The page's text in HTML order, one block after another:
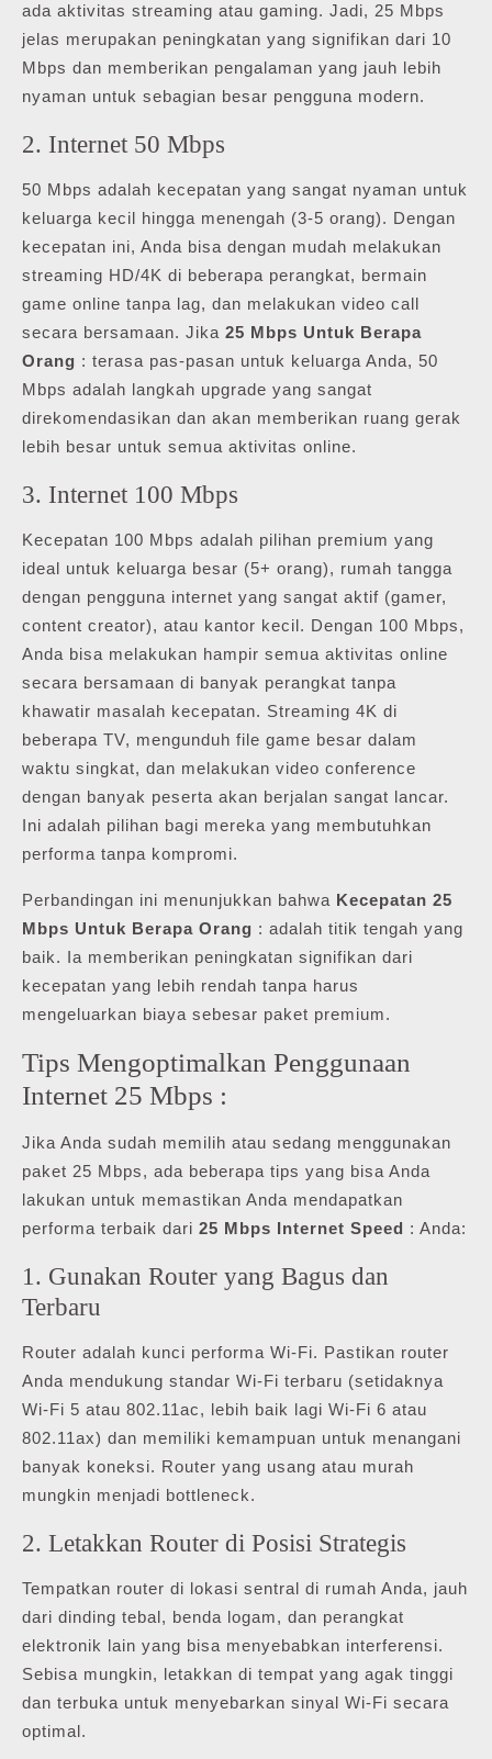
ada aktivitas streaming atau gaming. Jadi, 25 Mbps
jelas merupakan peningkatan yang signifikan dari 10
Mbps dan memberikan pengalaman yang jauh lebih
nyaman untuk sebagian besar pengguna modern.
2. Internet 50 Mbps
50 Mbps adalah kecepatan yang sangat nyaman untuk
keluarga kecil hingga menengah (3-5 orang). Dengan
kecepatan ini, Anda bisa dengan mudah melakukan
streaming HD/4K di beberapa perangkat, bermain
game online tanpa lag, dan melakukan video call
secara bersamaan. Jika 25 Mbps Untuk Berapa
Orang : terasa pas-pasan untuk keluarga Anda, 50
Mbps adalah langkah upgrade yang sangat
direkomendasikan dan akan memberikan ruang gerak
lebih besar untuk semua aktivitas online.
3. Internet 100 Mbps
Kecepatan 100 Mbps adalah pilihan premium yang
ideal untuk keluarga besar (5+ orang), rumah tangga
dengan pengguna internet yang sangat aktif (gamer,
content creator), atau kantor kecil. Dengan 100 Mbps,
Anda bisa melakukan hampir semua aktivitas online
secara bersamaan di banyak perangkat tanpa
khawatir masalah kecepatan. Streaming 4K di
beberapa TV, mengunduh file game besar dalam
waktu singkat, dan melakukan video conference
dengan banyak peserta akan berjalan sangat lancar.
Ini adalah pilihan bagi mereka yang membutuhkan
performa tanpa kompromi.
Perbandingan ini menunjukkan bahwa Kecepatan 25
Mbps Untuk Berapa Orang : adalah titik tengah yang
baik. Ia memberikan peningkatan signifikan dari
kecepatan yang lebih rendah tanpa harus
mengeluarkan biaya sebesar paket premium.
Tips Mengoptimalkan Penggunaan
Internet 25 Mbps :
Jika Anda sudah memilih atau sedang menggunakan
paket 25 Mbps, ada beberapa tips yang bisa Anda
lakukan untuk memastikan Anda mendapatkan
performa terbaik dari 25 Mbps Internet Speed : Anda:
1. Gunakan Router yang Bagus dan
Terbaru
Router adalah kunci performa Wi-Fi. Pastikan router
Anda mendukung standar Wi-Fi terbaru (setidaknya
Wi-Fi 5 atau 802.11ac, lebih baik lagi Wi-Fi 6 atau
802.11ax) dan memiliki kemampuan untuk menangani
banyak koneksi. Router yang usang atau murah
mungkin menjadi bottleneck.
2. Letakkan Router di Posisi Strategis
Tempatkan router di lokasi sentral di rumah Anda, jauh
dari dinding tebal, benda logam, dan perangkat
elektronik lain yang bisa menyebabkan interferensi.
Sebisa mungkin, letakkan di tempat yang agak tinggi
dan terbuka untuk menyebarkan sinyal Wi-Fi secara
optimal.